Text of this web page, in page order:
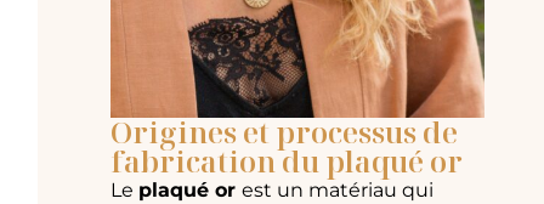
Origines et processus de
fabrication du plaqué or
Le plaqué orest un matériau qui